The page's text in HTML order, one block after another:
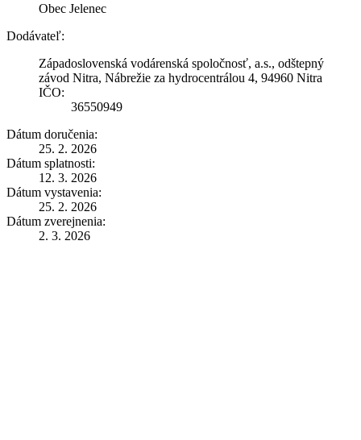
Obec Jelenec
Dodávateľ:
Západoslovenská vodárenská spoločnosť, a.s., odštepný
závod Nitra, Nábrežie za hydrocentrálou 4, 94960 Nitra
IČO:
36550949
Dátum doručenia:
25. 2. 2026
Dátum splatnosti:
12. 3. 2026
Dátum vystavenia:
25. 2. 2026
Dátum zverejnenia:
2. 3. 2026